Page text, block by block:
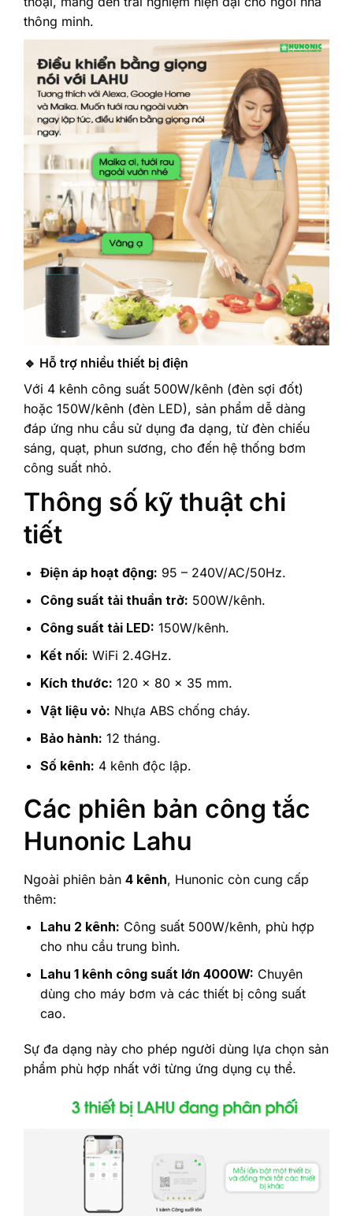
thông minh.
🔹 Hỗ trợ nhiều thiết bị điện
Với 4 kênh công suất 500W/kênh (đèn sợi đốt)
hoặc 150W/kênh (đèn LED), sản phẩm dễ dàng
đáp ứng nhu cầu sử dụng đa dạng, từ đèn chiếu
sáng, quạt, phun sương, cho đến hệ thống bơm
công suất nhỏ.
Thông số kỹ thuật chi
tiết
Điện áp hoạt động: 95 – 240V/AC/50Hz.
Công suất tải thuần trở: 500W/kênh.
Công suất tải LED: 150W/kênh.
Kết nối: WiFi 2.4GHz.
Kích thước: 120 x 80 x 35 mm.
Vật liệu vỏ: Nhựa ABS chống cháy.
Bảo hành: 12 tháng.
Số kênh: 4 kênh độc lập.
Các phiên bản công tắc
Hunonic Lahu
Ngoài phiên bản 4 kênh, Hunonic còn cung cấp
thêm:
Lahu 2 kênh: Công suất 500W/kênh, phù hợp
cho nhu cầu trung bình.
Lahu 1 kênh công suất lớn 4000W: Chuyên
dùng cho máy bơm và các thiết bị công suất
cao.
Sự đa dạng này cho phép người dùng lựa chọn sản
phẩm phù hợp nhất với từng ứng dụng cụ thể.